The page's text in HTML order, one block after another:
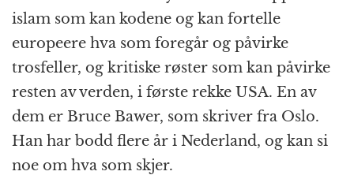
o
o
k
g
e
r
p
p
h
at
a
m
islam som kan kodene og kan fortelle
europeere hva som foregår og påvirke
trosfeller, og kritiske røster som kan påvirke
resten av verden, i første rekke USA. En av
dem er Bruce Bawer, som skriver fra Oslo.
Han har bodd flere år i Nederland, og kan si
noe om hva som skjer.